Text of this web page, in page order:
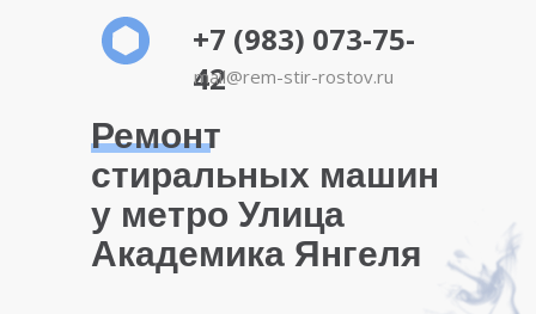
Ремонт
стиральных машин
у метро Улица
Академика Янгеля
+7 (983) 073-75-
42
mail@rem-stir-rostov.ru